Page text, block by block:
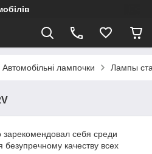
Автомобільні лампочки Лампы
зарекомендовал себя среди
качеству всех